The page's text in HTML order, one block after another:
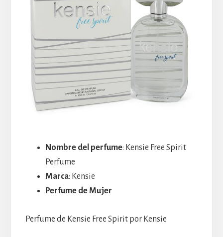
Nombre del perfume: Kensie Free Spirit
Perfume
Marca: Kensie
Perfume de Mujer
Perfume de Kensie Free Spirit por Kensie